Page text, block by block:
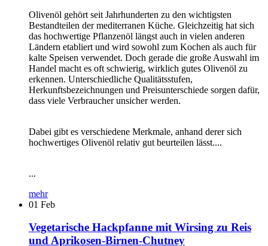
Olivenöl gehört seit Jahrhunderten zu den wichtigsten
Bestandteilen der mediterranen Küche. Gleichzeitig hat sich
das hochwertige Pflanzenöl längst auch in vielen anderen
Ländern etabliert und wird sowohl zum Kochen als auch für
kalte Speisen verwendet. Doch gerade die große Auswahl im
Handel macht es oft schwierig, wirklich gutes Olivenöl zu
erkennen. Unterschiedliche Qualitätsstufen,
Herkunftsbezeichnungen und Preisunterschiede sorgen dafür,
dass viele Verbraucher unsicher werden.
Dabei gibt es verschiedene Merkmale, anhand derer sich
hochwertiges Olivenöl relativ gut beurteilen lässt....
...
mehr
01 Feb
Vegetarische Hackpfanne mit Wirsing zu Reis
und Aprikosen-Birnen-Chutney